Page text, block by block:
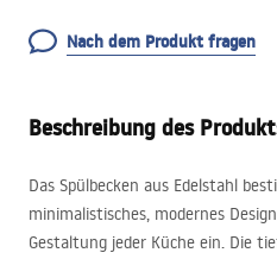
Nach dem Produkt fragen
Beschreibung des
Das Spülbecken aus Edelstahl
minimalistisches, modernes
Gestaltung jeder Küche ein. Die